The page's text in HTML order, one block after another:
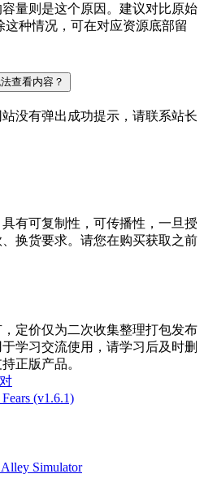
量则是这个原因。建议对比原始
种情况，可在对应资源底部留
查看内容？
没有弹出成功提示，请联系站长
有可复制性，可传播性，一旦授
换货要求。请您在购买获取之前
定价仅为二次收集整理打包发布
学习交流使用，请学习后及时删
正版产品。
(v1.6.1)